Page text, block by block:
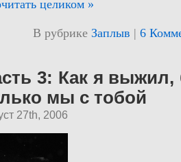
целиком »
В рубрике Заплыв | 6
3: Как я выжил,
мы с тобой
27th, 2006